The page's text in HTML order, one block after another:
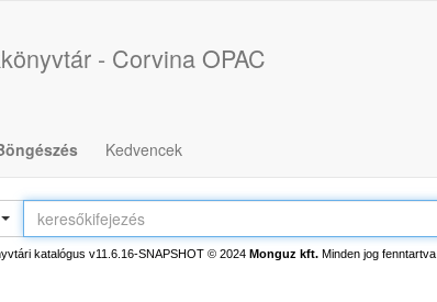
- Corvina OPAC
Kedvencek
katalógus v11.6.16-SNAPSHOT © 2024 Monguz kft. Minden jog fenntartva.